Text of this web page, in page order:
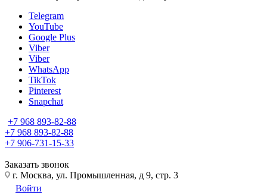
Telegram
YouTube
Google Plus
Viber
Viber
WhatsApp
TikTok
Pinterest
Snapchat
+7 968 893-82-88
+7 968 893-82-88
+7 906-731-15-33
Заказать звонок
г. Москва, ул. Промышленная, д 9, стр. 3
Войти